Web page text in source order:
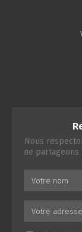
Nous
ne